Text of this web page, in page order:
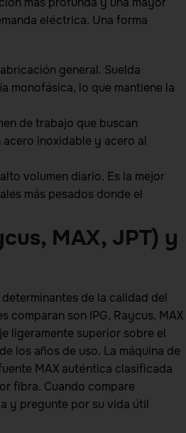
eléctrica. Una forma
general. Suelda
monofásica, lo que mantiene la
de trabajo que buscan
inoxidable y acero al
volumen diario. Es la mejor
más pesados donde el
MAX, JPT) y
de la calidad del
comparan son IPG, Raycus, MAX
ligeramente superior sobre el
los años de uso. La máquina de
MAX auténtica clasificada
fibra. Cuando compare
y pregunte por su vida útil